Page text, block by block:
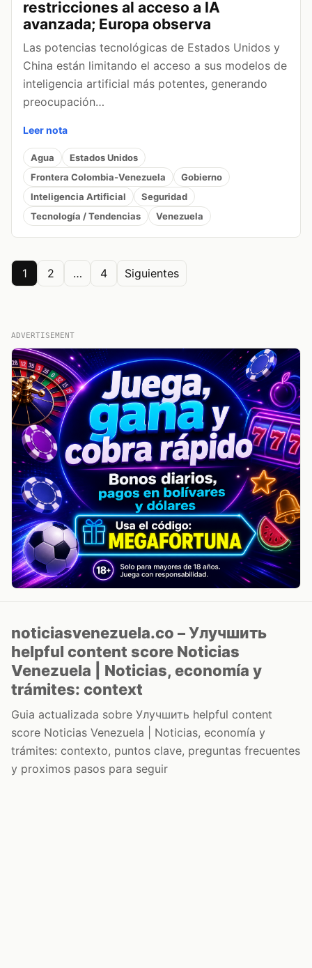
restricciones al acceso a IA
avanzada; Europa observa
Las potencias tecnológicas de Estados Unidos y
China están limitando el acceso a sus modelos de
inteligencia artificial más potentes, generando
preocupación…
Leer nota
Agua
Estados Unidos
Frontera Colombia-Venezuela
Gobierno
Inteligencia Artificial
Seguridad
Tecnología / Tendencias
Venezuela
Posts
1 2 … 4 Siguientes
ADVERTISEMENT
noticiasvenezuela.co – Улучшить
helpful content score Noticias
Venezuela | Noticias, economía y
trámites: context
Guia actualizada sobre Улучшить helpful content
score Noticias Venezuela | Noticias, economía y
trámites: contexto, puntos clave, preguntas frecuentes
y proximos pasos para seguir